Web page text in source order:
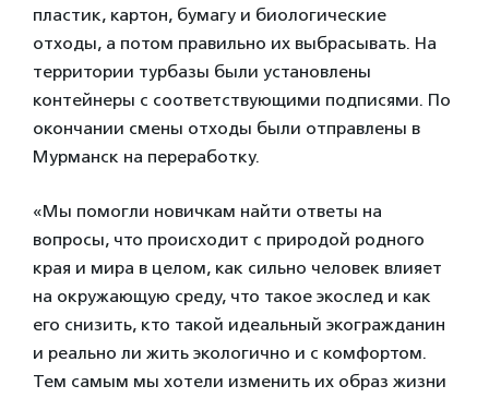
пластик, картон, бумагу и биологические
отходы, а потом правильно их выбрасывать. На
территории турбазы были установлены
контейнеры с соответствующими подписями. По
окончании смены отходы были отправлены в
Мурманск на переработку.
«Мы помогли новичкам найти ответы на
вопросы, что происходит с природой родного
края и мира в целом, как сильно человек влияет
на окружающую среду, что такое экослед и как
его снизить, кто такой идеальный экогражданин
и реально ли жить экологично и с комфортом.
Тем самым мы хотели изменить их образ жизни